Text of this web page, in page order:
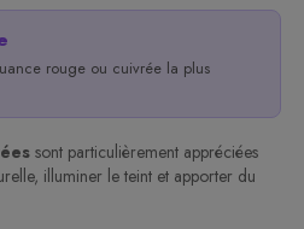
rouge ou cuivrée la plus
sont particulièrement appréciées
illuminer le teint et apporter du